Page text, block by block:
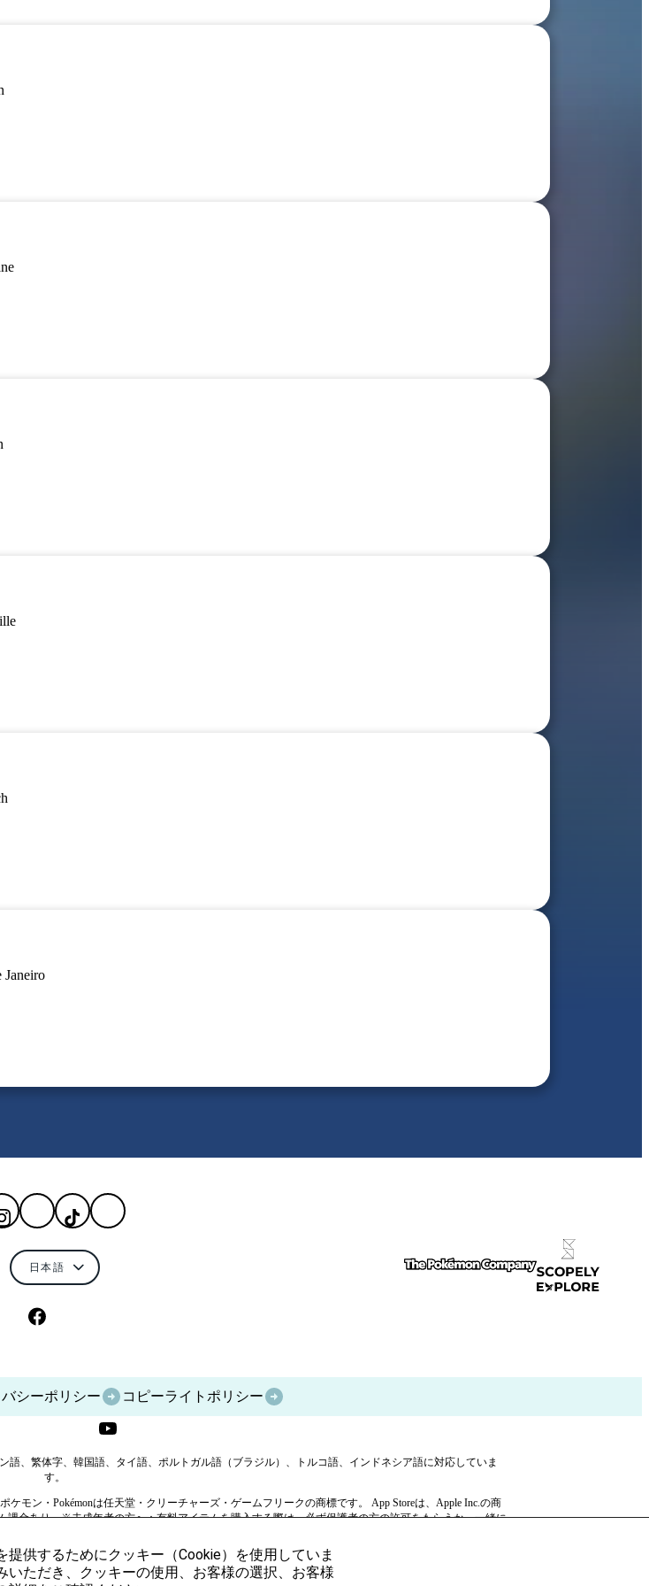
Janeiro
シーポリシー コピーライトポリシー
語、繁体字、韓国語、タイ語、ポルトガル語（ブラジル）、トルコ語、インドネシア語に対応していま
す。
ケモン・Pokémonは任天堂・クリーチャーズ・ゲームフリークの商標です。 App Storeは、Apple Inc.の商
金あり。※未成年者の方へ：有料アイテムを購入する際は、必ず保護者の方の許可をもらうか、一緒に
供するためにクッキー（Cookie）を使用していま
いただき、クッキーの使用、お客様の選択、お客様